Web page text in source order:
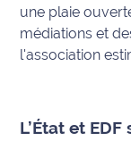
2026
Contenus
de la
une plaie
médiations et
l'association
L’État et